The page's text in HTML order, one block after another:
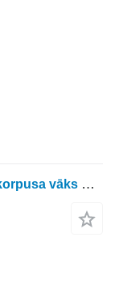
Mercedes-Benz Claas eļļas dzesētāja korpusa vāks OM366 OM366A OM366LA 36618 dzinējs paredzēts Claas